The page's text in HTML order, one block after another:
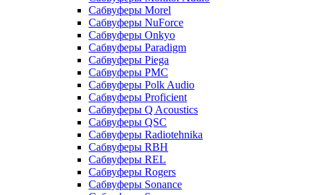
Сабвуферы Morel
Сабвуферы NuForce
Сабвуферы Onkyo
Сабвуферы Paradigm
Сабвуферы Piega
Сабвуферы PMC
Сабвуферы Polk Audio
Сабвуферы Proficient
Сабвуферы Q Acoustics
Сабвуферы QSC
Сабвуферы Radiotehnika
Сабвуферы RBH
Сабвуферы REL
Сабвуферы Rogers
Сабвуферы Sonance